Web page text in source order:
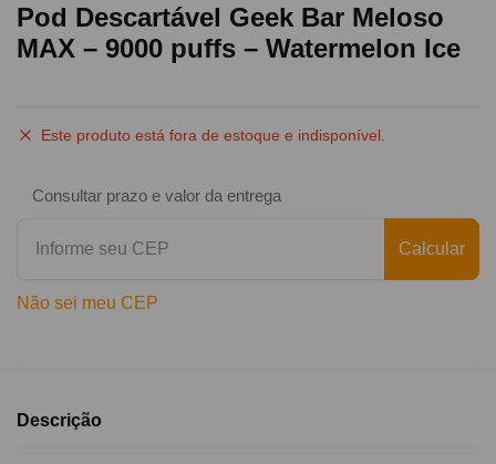
Pod Descartável Geek Bar Meloso
MAX – 9000 puffs – Watermelon Ice
Este produto está fora de estoque e indisponível.
Consultar prazo e valor da entrega
Calcular
Não sei meu CEP
Descrição